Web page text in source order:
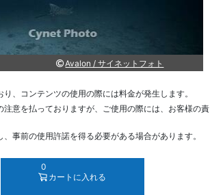
Avalon / サイネットフォト
、コンテンツの使用の際には料金が発生します。
意を払っておりますが、ご使用の際には、お客様の責
事前の使用許諾を得る必要がある場合があります。
0
カートに入れる